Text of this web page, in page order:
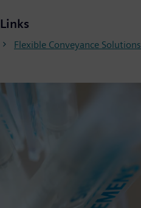
Links
Flexible Conveyance Solutions